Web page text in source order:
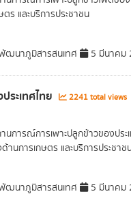
ร และบริการประชาชน
ฒนาภูมิสารสนเทศ 5 มีนาคม
ะเทศไทย 2241 total views
การณ์การเพาะปลูกข้าวของประ
านการเกษตร และบริการประชาช
ฒนาภูมิสารสนเทศ 5 มีนาคม